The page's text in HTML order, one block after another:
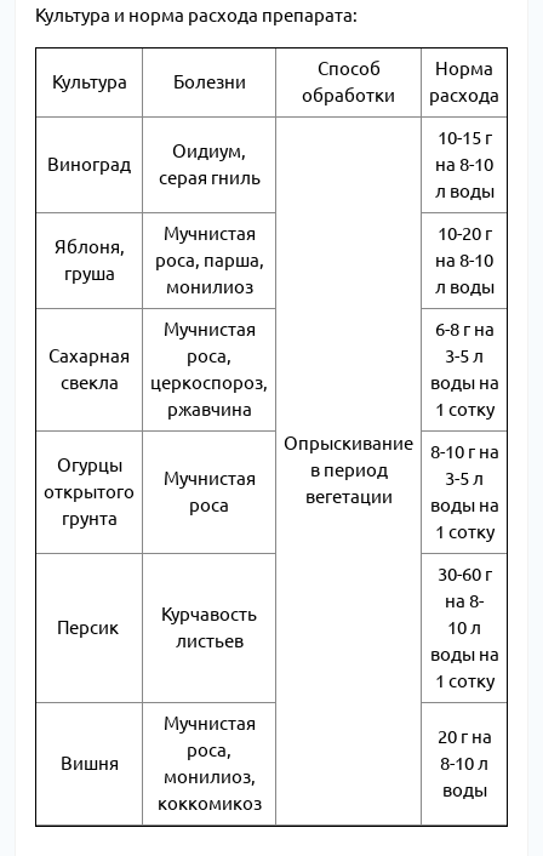
Культура и норма расхода препарата:
Культура Болезни
Способ
обработки
Норма
расхода
Виноград
Оидиум,
серая гниль
Опрыскивание
в период
вегетации
10-15 г
на 8-10
л воды
Яблоня,
груша
Мучнистая
роса, парша,
монилиоз
10-20 г
на 8-10
л воды
Сахарная
свекла
Мучнистая
роса,
церкоспороз,
ржавчина
6-8 г на
3-5 л
воды на
1 сотку
Огурцы
открытого
грунта
Мучнистая
роса
8-10 г на
3-5 л
воды на
1 сотку
Персик
Курчавость
листьев
30-60 г
на 8-
10 л
воды на
1 сотку
Вишня
Мучнистая
роса,
монилиоз,
коккомикоз
20 г на
8-10 л
воды